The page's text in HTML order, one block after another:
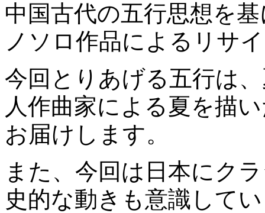
中国古代の五行思想を
ノソロ作品によるリサ
今回とりあげる五行は
人作曲家による夏を描
お届けします。
また、今回は日本にク
史的な動きも意識して